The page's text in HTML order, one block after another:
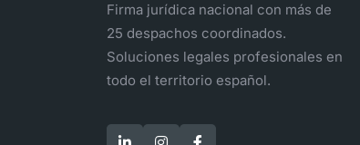
Firma jurídica nacional con más de
25 despachos coordinados.
Soluciones legales profesionales en
todo el territorio español.